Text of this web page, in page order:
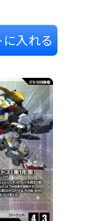
に入れる